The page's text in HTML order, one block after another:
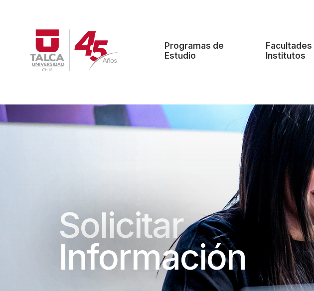
Programas de
Estudio
Facultades
Institutos
Solicitar
Información